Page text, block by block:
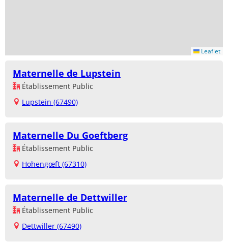
Leaflet
Maternelle de Lupstein
Établissement Public
Lupstein (67490)
Maternelle Du Goeftberg
Établissement Public
Hohengœft (67310)
Maternelle de Dettwiller
Établissement Public
Dettwiller (67490)